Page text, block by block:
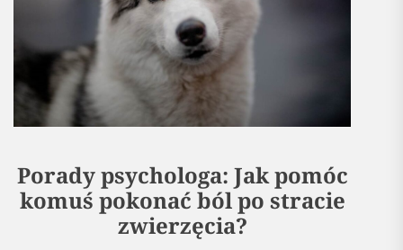
Porady psychologa: Jak pomóc
komuś pokonać ból po stracie
zwierzęcia?